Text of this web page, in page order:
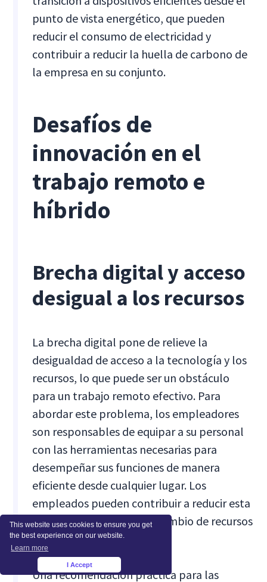
This website uses cookies to ensure you get
the best experience on our website.
Learn more
I Accept
punto de vista energético, que pueden
reducir el consumo de electricidad y
contribuir a reducir la huella de carbono de
la empresa en su conjunto.
Desafíos de
innovación en el
trabajo remoto e
híbrido
Brecha digital y acceso
desigual a los recursos
La brecha digital pone de relieve la
desigualdad de acceso a la tecnología y los
recursos, lo que puede ser un obstáculo
para un trabajo remoto efectivo. Para
abordar este problema, los empleadores
son responsables de equipar a su personal
con las herramientas necesarias para
desempeñar sus funciones de manera
eficiente desde cualquier lugar. Los
empleados pueden contribuir a reducir esta
brecha mediante el intercambio de recursos
y experiencia.
Una recomendación práctica para las